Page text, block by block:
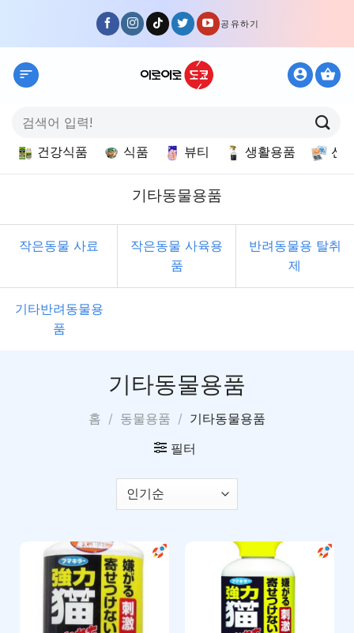
content
공유하기
색:
건강식품 식품 뷰티 생활용품 선
기타동물용품
작은동물 사료
작은동물 사육용
품
반려동물용 탈취
제
기타반려동물용
품
기타동물용품
홈 / 동물용품 / 기타동물용품
필터